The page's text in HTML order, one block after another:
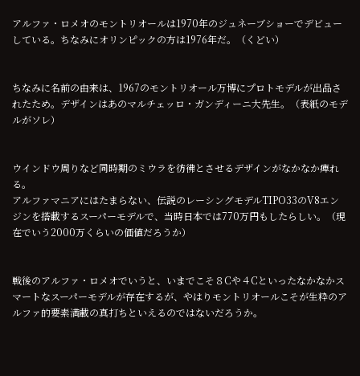
アルファ・ロメオのモントリオールは1970年のジュネーブショーでデビュー
している。ちなみにオリンピックの方は1976年だ。（くどい）
ちなみに名前の由来は、1967のモントリオール万博にプロトモデルが出品さ
れたため。デザインはあのマルチェッロ・ガンディーニ大先生。（表紙のモデ
ルがソレ）
ウインドウ周りなど同時期のミウラを彷彿とさせるデザインがなかなか痺れ
る。
アルファマニアにはたまらない、伝説のレーシングモデルTIPO33のV8エン
ジンを搭載するスーパーモデルで、当時日本では770万円もしたらしい。（現
在でいう2000万くらいの価値だろうか）
戦後のアルファ・ロメオでいうと、いまでこそ８Cや４Cといったなかなかス
マートなスーパーモデルが存在するが、やはりモントリオールこそが生粋のア
ルファ的要素満載の真打ちといえるのではないだろうか。